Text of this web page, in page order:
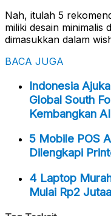
Nah, itulah 5
miliki desain minimalis
dimasukkan dalam
BACA JUGA
Indonesia
Global South
Kembangkan
5 Mobile POS
Dilengkapi
4 Laptop
Mulai Rp2